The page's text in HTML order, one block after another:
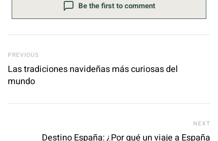
Be the first to comment
Previous Post
PREVIOUS
Las tradiciones navideñas más curiosas del
mundo
NEXT
Destino España: ¿Por qué un viaje a España